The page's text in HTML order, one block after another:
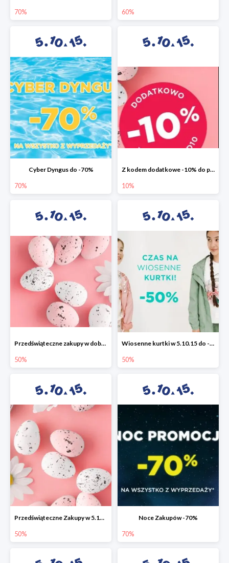
70% 60%
Cyber Dyngus do -70%
70%
Z kodem dodatkowe -10% do promocji -50%!
10%
Przedświąteczne zakupy w dobrym stylu -50%
50%
Wiosenne kurtki w 5.10.15 do -50%
50%
Przedświąteczne Zakupy w 5.10.15 do -50%
50%
Noce Zakupów -70%
70%